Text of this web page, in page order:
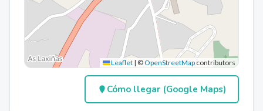
Leaflet | ©OpenStreetMap contributors
Cómo llegar (Google Maps)